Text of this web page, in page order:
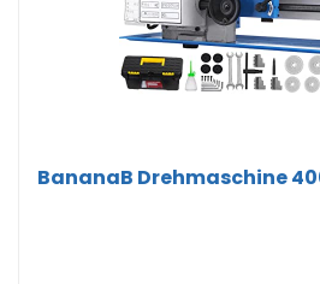
BananaB Drehmaschine